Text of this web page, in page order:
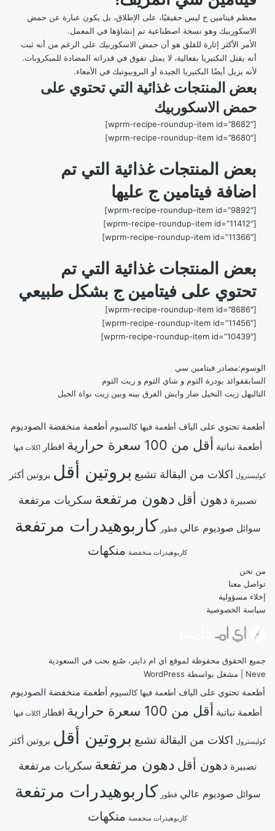
معظم فيتامين ج ليس حقيقيًا، على الإطلاق، بل يكون عبارة عن حمض
الاسكوربيك وهو نسخة اصطناعية تم إنشاؤها في المعمل.
الأمر الأكثر إثارة للقلق هو أن حمض الاسكوربيك على الرغم من أنه ثبت
أنه يقتل البكتيريا بفعالية، لا يمثل تفوق في قدراته المضادة للميكروبات.
لأنه يزيل أيضًا البكتيريا الجيدة أو البروبيوتيك في الأمعاء.
بعض المنتجات غذائية التي تحتوي على
حمض الاسكوربيك
[wprm-recipe-roundup-item id=”8682″]
[wprm-recipe-roundup-item id=”8680″]
بعض المنتجات غذائية التي تم
اضافة فيتامين ج عليها
[wprm-recipe-roundup-item id=”9892″]
[wprm-recipe-roundup-item id=”11412″]
[wprm-recipe-roundup-item id=”11366″]
بعض المنتجات غذائية التي تم
تحتوي على فيتامين ج بشكل طبيعي
[wprm-recipe-roundup-item id=”8686″]
[wprm-recipe-roundup-item id=”11456″]
[wprm-recipe-roundup-item id=”10439″]
الوسوم:مصادر فيتامين سي
السابقفوائد بودرة الثوم و شاي الثوم و زيت الثوم
التاليهل زيت النخيل ضار وايش الفرق بينه وبين زيت نواة الخيل
أطعمة تحتوي على الياف أطعمة فيها كالسيوم أطعمة منخفضة الصوديوم
أطعمة نباتية أقل من 100 سعرة حرارية افطار اكلات فيها
كوليسترول اكلات من البقالة تشبع بروتين أقل بروتين أكثر
تصبيرة دهون أقل دهون مرتفعة سكريات مرتفعة
سوائل صوديوم عالي فطور كاربوهيدرات مرتفعة
كاربوهيدرات منخفضة منكهات
من نحن
تواصل معنا
إخلاء مسؤولية
سياسة الخصوصية
جميع الحقوق محفوظة لموقع اي ام دايتر، صُنع بحب في السعودية
Neve | مشغل بواسطة WordPress
أطعمة تحتوي على الياف أطعمة فيها كالسيوم أطعمة منخفضة الصوديوم
أطعمة نباتية أقل من 100 سعرة حرارية افطار اكلات فيها
كوليسترول اكلات من البقالة تشبع بروتين أقل بروتين أكثر
تصبيرة دهون أقل دهون مرتفعة سكريات مرتفعة
سوائل صوديوم عالي فطور كاربوهيدرات مرتفعة
كاربوهيدرات منخفضة منكهات